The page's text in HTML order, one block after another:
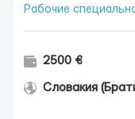
Рабочие
2500 €
Словакия